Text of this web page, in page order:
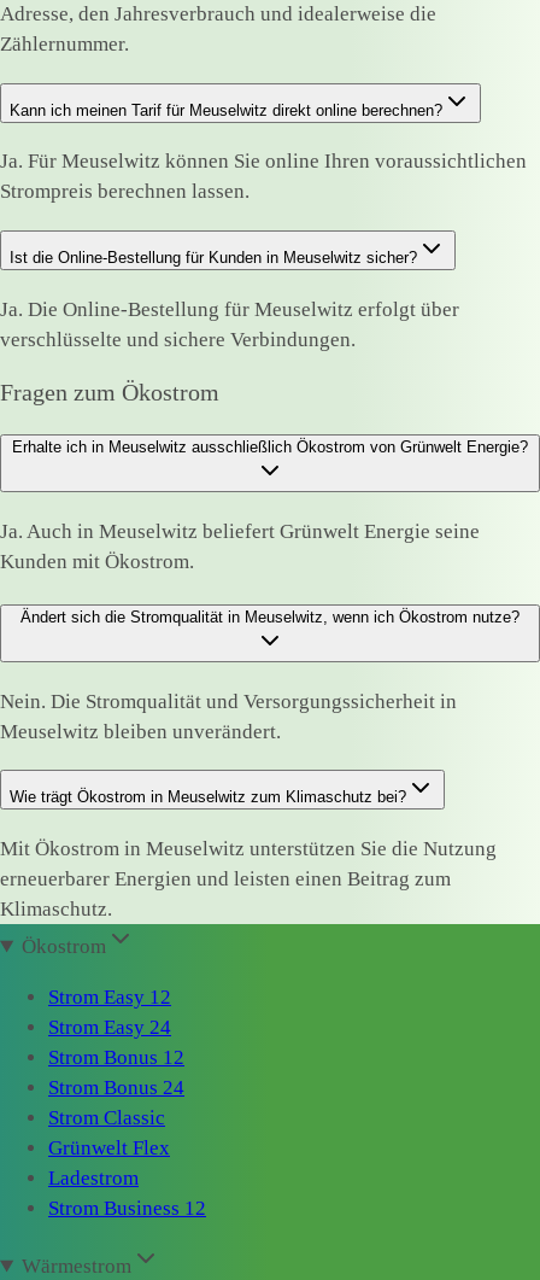
Adresse, den Jahresverbrauch und idealerweise die
Zählernummer.
Kann ich meinen Tarif für Meuselwitz direkt online berechnen?
Ja. Für Meuselwitz können Sie online Ihren voraussichtlichen
Strompreis berechnen lassen.
Ist die Online-Bestellung für Kunden in Meuselwitz sicher?
Ja. Die Online-Bestellung für Meuselwitz erfolgt über
verschlüsselte und sichere Verbindungen.
Fragen zum Ökostrom
Erhalte ich in Meuselwitz ausschließlich Ökostrom von Grünwelt Energie?
Ja. Auch in Meuselwitz beliefert Grünwelt Energie seine
Kunden mit Ökostrom.
Ändert sich die Stromqualität in Meuselwitz, wenn ich Ökostrom nutze?
Nein. Die Stromqualität und Versorgungssicherheit in
Meuselwitz bleiben unverändert.
Wie trägt Ökostrom in Meuselwitz zum Klimaschutz bei?
Mit Ökostrom in Meuselwitz unterstützen Sie die Nutzung
erneuerbarer Energien und leisten einen Beitrag zum
Klimaschutz.
Ökostrom
Strom Easy 12
Strom Easy 24
Strom Bonus 12
Strom Bonus 24
Strom Classic
Grünwelt Flex
Ladestrom
Strom Business 12
Wärmestrom